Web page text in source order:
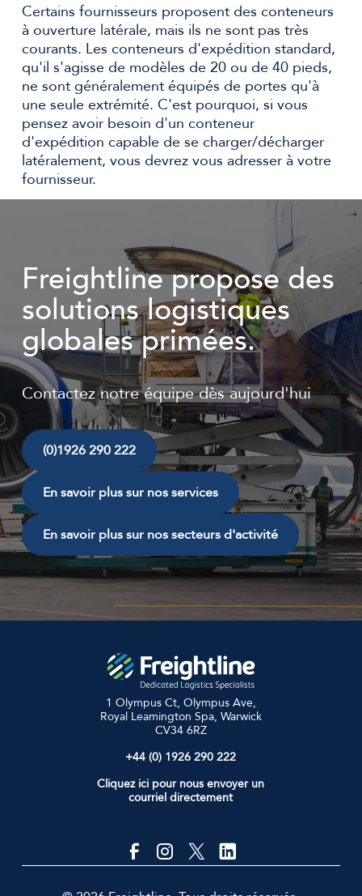
Certains fournisseurs proposent des conteneurs
à ouverture latérale, mais ils ne sont pas très
courants. Les conteneurs d'expédition standard,
qu'il s'agisse de modèles de 20 ou de 40 pieds,
ne sont généralement équipés de portes qu'à
une seule extrémité. C'est pourquoi, si vous
pensez avoir besoin d'un conteneur
d'expédition capable de se charger/décharger
latéralement, vous devrez vous adresser à votre
fournisseur.
Freightline propose des
solutions logistiques
globales primées.
Contactez notre équipe dès aujourd'hui
(0)1926 290 222
En savoir plus sur nos services
En savoir plus sur nos secteurs d'activité
1 Olympus Ct, Olympus Ave,
Royal Leamington Spa, Warwick
CV34 6RZ
+44 (0) 1926 290 222
Cliquez ici pour nous envoyer un
courriel directement